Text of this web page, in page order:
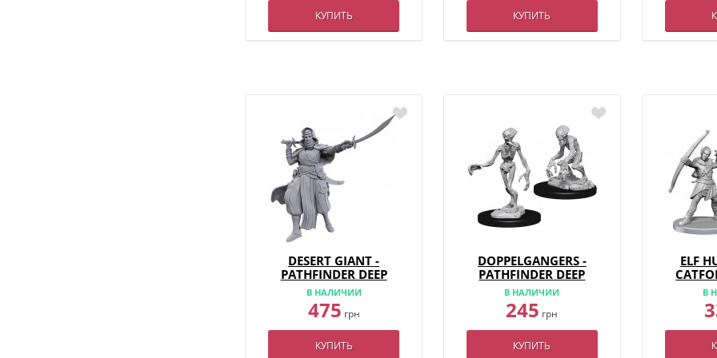
КУПИТЬ КУПИТЬ
DESERT GIANT -
PATHFINDER DEEP
CUTS - W23
В НАЛИЧИИ
475 грн
КУПИТЬ
DOPPELGANGERS -
PATHFINDER DEEP
CUTS - W7
В НАЛИЧИИ
245 грн
КУПИТЬ
ELF
В